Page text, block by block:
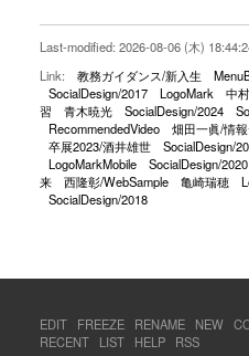
Last-modified: 2026-08-06 (木)
Link:
教務ガイダンス/新入生
SocialDesign/2017
LogoMark 中
習
青木暁光 SocialDesign/2024
RecommendedVideo
畑田一眞/情
卒展2023/酒井雄世
SocialDesign/
LogoMarkMobile
SocialDesign/2020
来
西隆彰/WebSample 亀崎瑞穂
SocialDesign/2018
EDIT FREEZE RENAME NEW
RECENT
LIST HELP RSS